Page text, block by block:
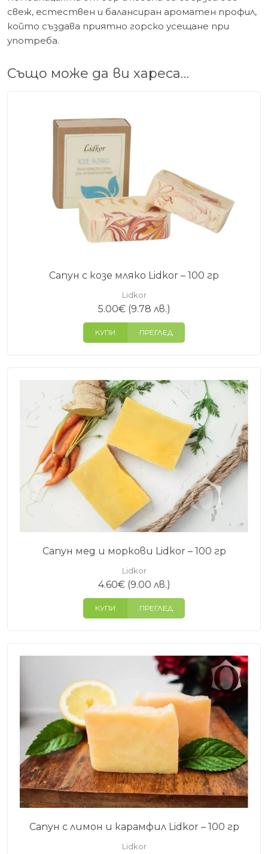
свеж, естествен и балансиран ароматен профил,
който създава приятно горско усещане при
употреба.
Също може да ви хареса…
Сапун с козе мляко Lidkor – 100 гр
Lidkor
5.00€(9.78 лв.)
КУПИ ПРЕГЛЕД
Сапун мед и моркови Lidkor – 100 гр
Lidkor
4.60€(9.00 лв.)
КУПИ ПРЕГЛЕД
Сапун с лимон и карамфил Lidkor – 100 гр
Lidkor